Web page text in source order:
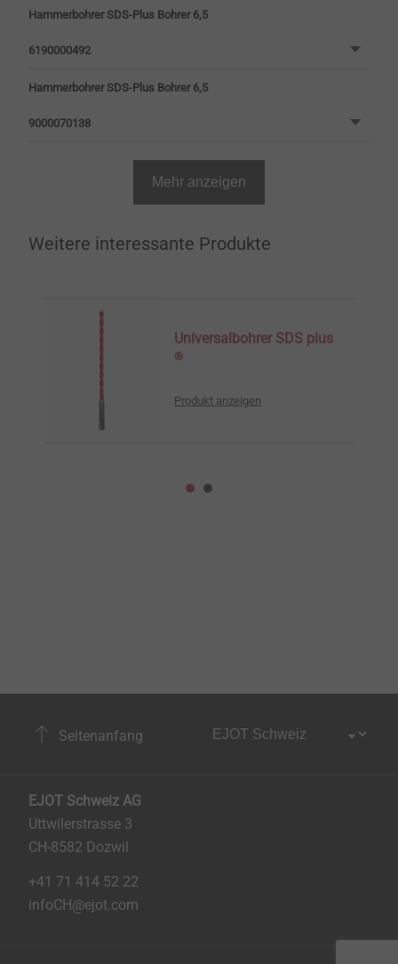
Hammerbohrer SDS-Plus Bohrer 6,5
6190000492
Hammerbohrer SDS-Plus Bohrer 6,5
9000070138
Mehr anzeigen
Weitere interessante Produkte
Universalbohrer SDS plus
®
Produkt anzeigen
Seitenanfang
EJOT Schweiz AG
Uttwilerstrasse 3
CH-8582 Dozwil
+41 71 414 52 22
infoCH@ejot.com